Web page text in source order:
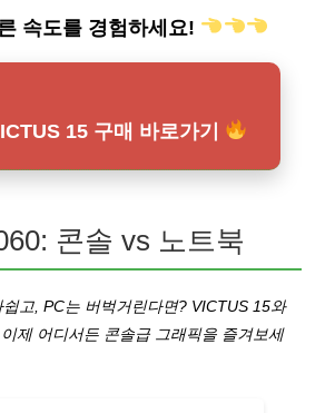
속도를 경험하세요!
15 구매 바로가기
콘솔 vs 노트북
고, PC는 버벅거린다면? VICTUS 15와
제 어디서든 콘솔급 그래픽을 즐겨보세